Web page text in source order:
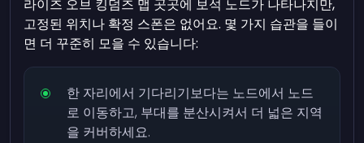
라이즈 오브 킹덤즈 맵 곳곳에 보석 노드가 나타나지만,
고정된 위치나 확정 스폰은 없어요. 몇 가지 습관을 들이
면 더 꾸준히 모을 수 있습니다:
한 자리에서 기다리기보다는 노드에서 노드
로 이동하고, 부대를 분산시켜서 더 넓은 지역
을 커버하세요.